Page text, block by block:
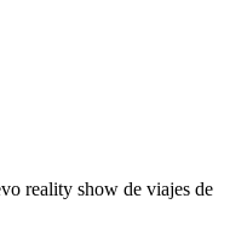
reality show de viajes de